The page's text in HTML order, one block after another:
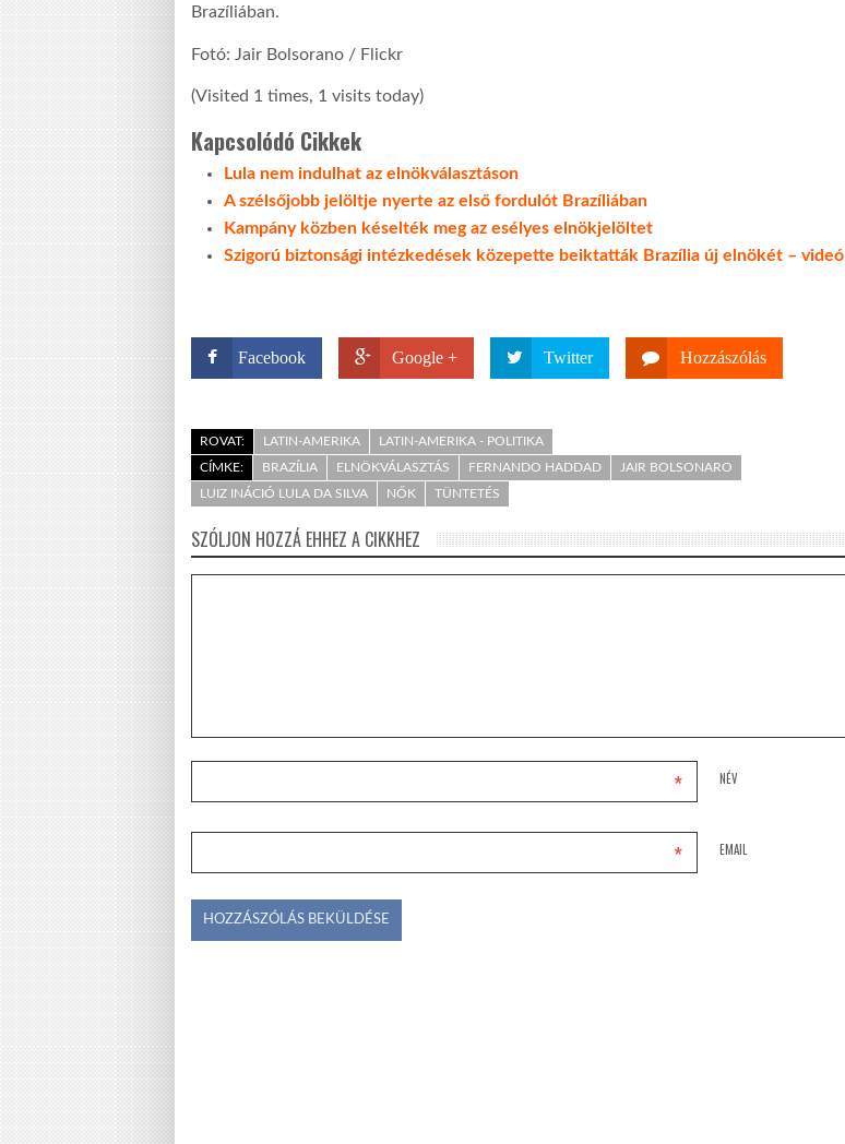
Brazíliában.
Fotó: Jair Bolsorano / Flickr
(Visited 1 times, 1 visits today)
Kapcsolódó Cikkek
Lula nem indulhat az elnökválasztáson
A szélsőjobb jelöltje nyerte az első fordulót Brazíliában
Kampány közben késelték meg az esélyes elnökjelöltet
Szigorú biztonsági intézkedések közepette beiktatták Brazília új elnökét – videó
Facebook Google + Twitter Hozzászólás
ROVAT: LATIN-AMERIKA
LATIN-AMERIKA - POLITIKA
CÍMKE:
BRAZÍLIA ELNÖKVÁLASZTÁS FERNANDO HADDAD
JAIR BOLSONARO
LUIZ INÁCIÓ LULA DA SILVA
NŐK TÜNTETÉS
SZÓLJON HOZZÁ EHHEZ A CIKKHEZ
NÉV
*
EMAIL
*